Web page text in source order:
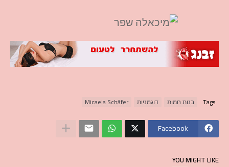
Tags בנות חמות דוגמניות Micaela Schäfer
Facebook
YOU MIGHT LIKE